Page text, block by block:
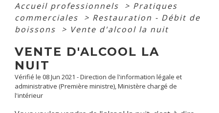
Accueil professionnels > Pratiques
commerciales
> Restauration - Débit de
boissons
> Vente d'alcool la nuit
VENTE D'ALCOOL LA
NUIT
Vérifié le 08 Jun 2021 - Direction de l'information légale et
administrative (Première ministre), Ministère chargé de
l'intérieur